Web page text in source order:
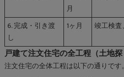
月
6. 完成・引き渡
し
1ヶ月 竣工検査
戸建て注文住宅の全工程（土地探
注文住宅の全体工程は以下の通りです。